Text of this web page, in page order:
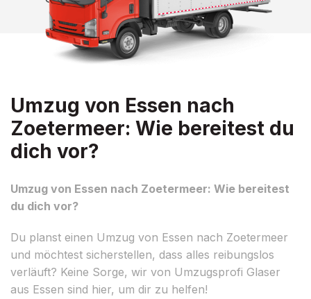
Umzug von Essen nach
Zoetermeer: Wie bereitest du
dich vor?
Umzug von Essen nach Zoetermeer: Wie bereitest
du dich vor?
Du planst einen Umzug von Essen nach Zoetermeer
und möchtest sicherstellen, dass alles reibungslos
verläuft? Keine Sorge, wir von Umzugsprofi Glaser
aus Essen sind hier, um dir zu helfen!